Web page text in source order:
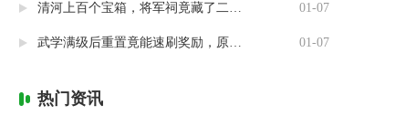
清河上百个宝箱，将军祠竟藏了二十个 01-07
武学满级后重置竟能速刷奖励，原来流派挑战有这种捷径 01-07
热门资讯